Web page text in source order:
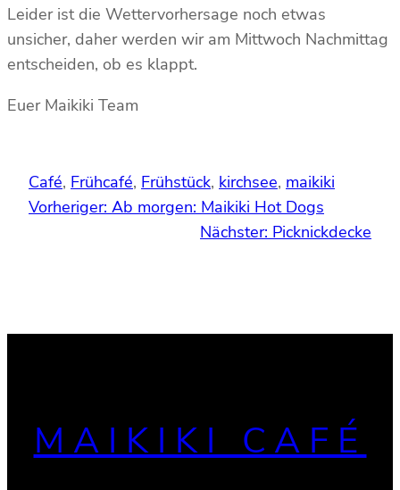
Leider ist die Wettervorhersage noch etwas
unsicher, daher werden wir am Mittwoch Nachmittag
entscheiden, ob es klappt.
Euer Maikiki Team
Café, Frühcafé, Frühstück, kirchsee, maikiki
Vorheriger: Ab morgen: Maikiki Hot Dogs
Nächster: Picknickdecke
MAIKIKI CAFÉ